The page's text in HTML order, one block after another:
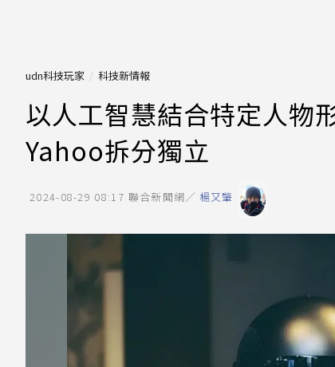
udn科技玩家 科技新情報
以人工智慧結合特定人物
Yahoo拆分獨立
2024-08-29 08:17 聯合新聞網／ 楊又肇